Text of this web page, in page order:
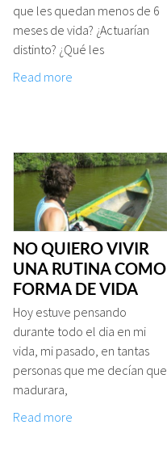
que les quedan menos de 6
meses de vida? ¿Actuarían
distinto? ¿Qué les
Read more
NO QUIERO VIVIR
UNA RUTINA COMO
FORMA DE VIDA
Hoy estuve pensando
durante todo el dia en mi
vida, mi pasado, en tantas
personas que me decían que
madurara,
Read more